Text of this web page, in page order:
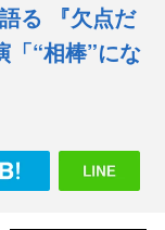
e
る 『欠点だ
「“相棒”にな